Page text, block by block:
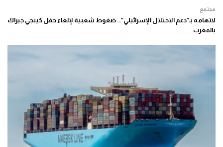
مجتمع
لاتهامه بـ”دعم الاحتلال الإسرائيلي”.. ضغوط شعبية لإلغاء حفل كينجي جيراك
بالمغرب